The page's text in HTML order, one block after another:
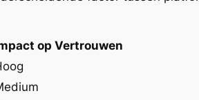
op Vertrouwen